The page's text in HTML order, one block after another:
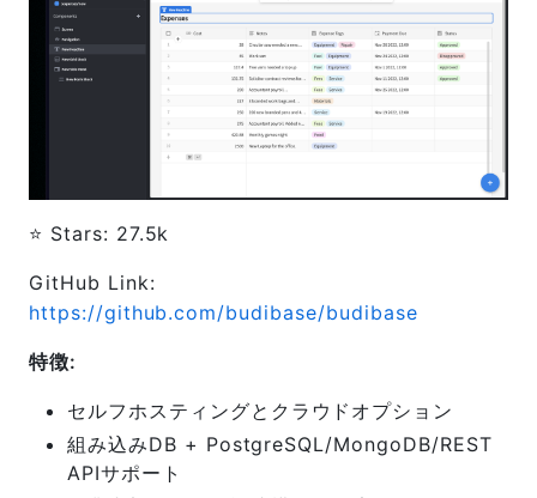
⭐️ Stars: 27.5k
GitHub Link:
https://github.com/budibase/budibase
特徴:
セルフホスティングとクラウドオプション
組み込みDB + PostgreSQL/MongoDB/REST
APIサポート